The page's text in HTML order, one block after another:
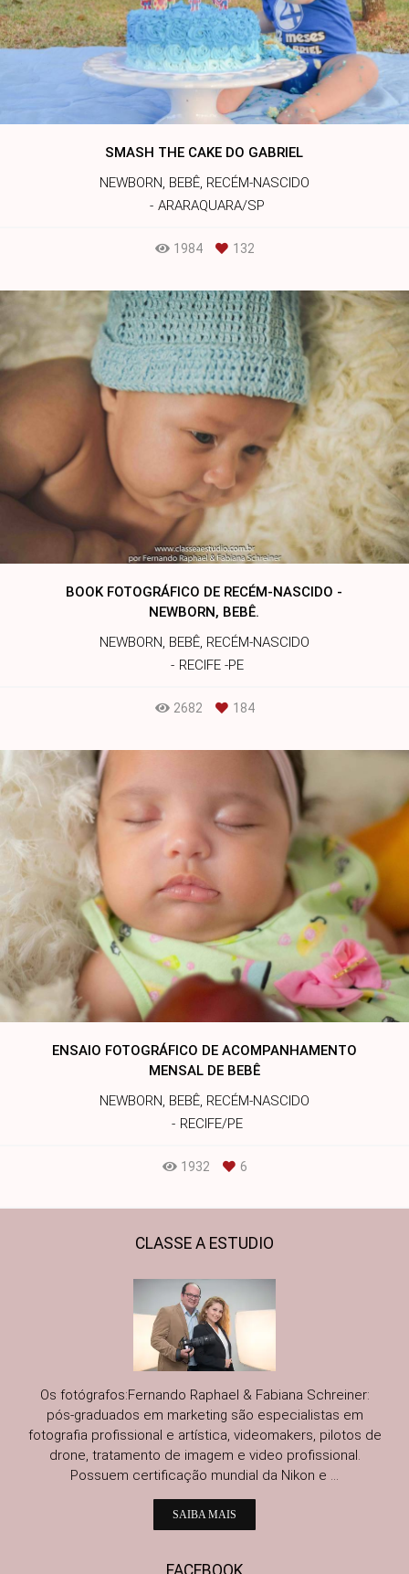
SMASH THE CAKE DO GABRIEL
NEWBORN, BEBÊ, RECÉM-NASCIDO
ARARAQUARA/SP
1984 132
BOOK FOTOGRÁFICO DE RECÉM-NASCIDO -
NEWBORN, BEBÊ.
NEWBORN, BEBÊ, RECÉM-NASCIDO
RECIFE -PE
2682 184
ENSAIO FOTOGRÁFICO DE ACOMPANHAMENTO
MENSAL DE BEBÊ
NEWBORN, BEBÊ, RECÉM-NASCIDO
RECIFE/PE
1932 6
CLASSE A ESTUDIO
Os fotógrafos:Fernando Raphael & Fabiana Schreiner:
pós-graduados em marketing são especialistas em
fotografia profissional e artística, videomakers, pilotos de
drone, tratamento de imagem e video profissional.
Possuem certificação mundial da Nikon e ...
SAIBA MAIS
FACEBOOK